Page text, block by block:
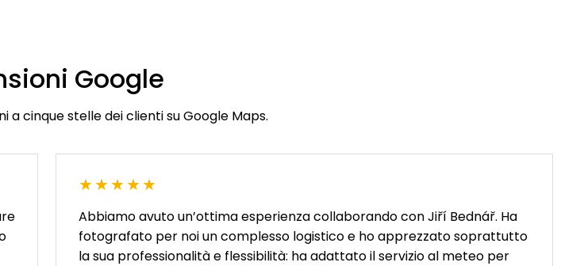
Google
a cinque stelle dei clienti su Google Maps.
★★★★★
Abbiamo avuto un’ottima esperienza collaborando con Jiří Bednář. Ha
fotografato per noi un complesso logistico e ho apprezzato soprattutto
la sua professionalità e flessibilità: ha adattato il servizio al meteo per